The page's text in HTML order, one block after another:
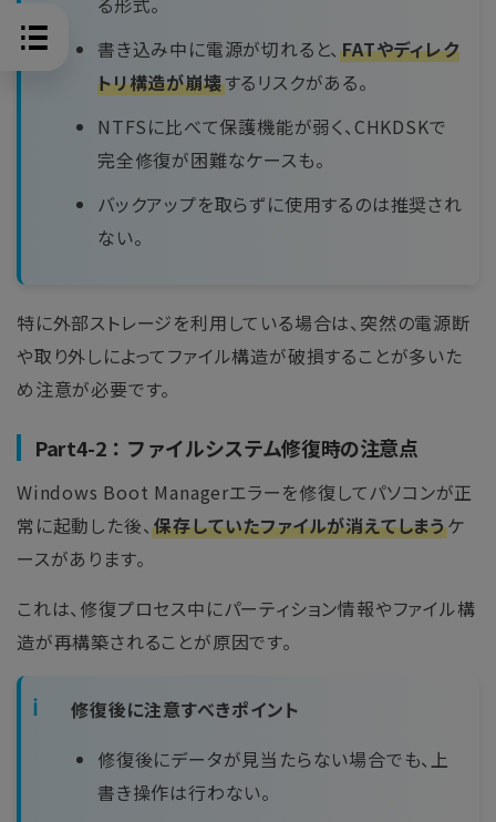
書き込み中に電源が切れると、FATやディレク
トリ構造が崩壊するリスクがある。
NTFSに比べて保護機能が弱く、CHKDSKで
完全修復が困難なケースも。
バックアップを取らずに使用するのは推奨され
ない。
特に外部ストレージを利用している場合は、突然の電源断
や取り外しによってファイル構造が破損することが多いた
め注意が必要です。
Part4-2：ファイルシステム修復時の注意点
Windows Boot Managerエラーを修復してパソコンが正
常に起動した後、保存していたファイルが消えてしまうケ
ースがあります。
これは、修復プロセス中にパーティション情報やファイル構
造が再構築されることが原因です。
修復後に注意すべきポイント
修復後にデータが見当たらない場合でも、上
書き操作は行わない。